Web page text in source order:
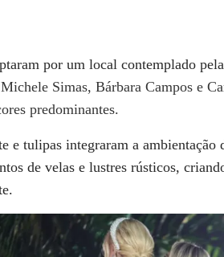
por um local contemplado
Simas, Bárbara Campos e
predominantes.
e tulipas integraram a ambientação
de velas e lustres rústicos,